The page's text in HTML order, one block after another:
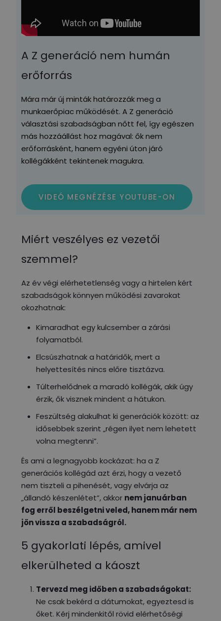
A Z generáció nem humán
erőforrás
Mára már új minták határozzák meg a
munkaerőpiac működését. A Z generáció
választási szabadságban nőtt fel, így egészen
más hozzáállást hoz magával: ők nem
erőforrásként, hanem egyéni úton járó
kollégákként tekintenek magukra.
VIDEÓ MEGNÉZÉSE YOUTUBE-ON
Miért veszélyes ez vezetői
szemmel?
Az év végi elérhetetlenség vagy a hirtelen kért
szabadságok könnyen működési zavarokat
okozhatnak:
Kimaradhat egy kulcsember a zárási
folyamatból.
Elcsúszhatnak a határidők, mert a
helyettesítés nincs előre tisztázva.
Túlterhelődnek a maradó kollégák, akik úgy
érzik, ők visznek mindent a hátukon.
Feszültség alakulhat ki generációk között: az
idősebbek szerint „régen ilyet nem lehetett
volna megtenni”.
És ami a legnagyobb kockázat: ha a Z
generációs kollégád azt érzi, hogy a vezető
nem tiszteli a pihenését, vagy elvárja az
„állandó készenlétet”, akkor nem januárban
fog erről beszélgetni veled, hanem már nem
jön vissza a szabadságról.
5 gyakorlati lépés, amivel
elkerülheted a káoszt
Tervezd meg időben a szabadságokat:
Ne csak bekérd a dátumokat, egyeztesd is
őket. Kérj mindenkitől rövid elérhetőségi